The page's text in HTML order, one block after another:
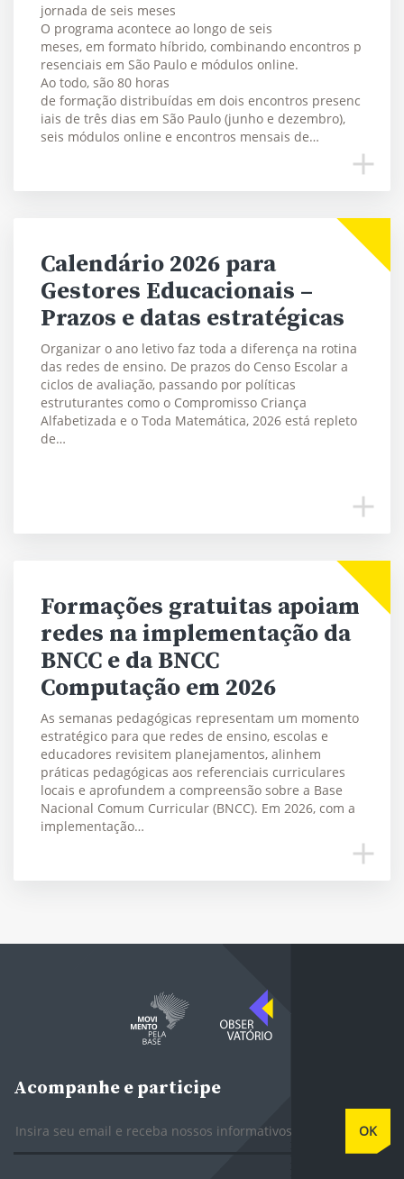
jornada de seis meses
O programa acontece ao longo de seis
meses, em formato híbrido, combinando encontros p
resenciais em São Paulo e módulos online.
Ao todo, são 80 horas
de formação distribuídas em dois encontros presenc
iais de três dias em São Paulo (junho e dezembro),
seis módulos online e encontros mensais de…
Calendário 2026 para
Gestores Educacionais –
Prazos e datas estratégicas
Organizar o ano letivo faz toda a diferença na rotina
das redes de ensino. De prazos do Censo Escolar a
ciclos de avaliação, passando por políticas
estruturantes como o Compromisso Criança
Alfabetizada e o Toda Matemática, 2026 está repleto
de…
Formações gratuitas apoiam
redes na implementação da
BNCC e da BNCC
Computação em 2026
As semanas pedagógicas representam um momento
estratégico para que redes de ensino, escolas e
educadores revisitem planejamentos, alinhem
práticas pedagógicas aos referenciais curriculares
locais e aprofundem a compreensão sobre a Base
Nacional Comum Curricular (BNCC). Em 2026, com a
implementação…
Acompanhe e participe
OK